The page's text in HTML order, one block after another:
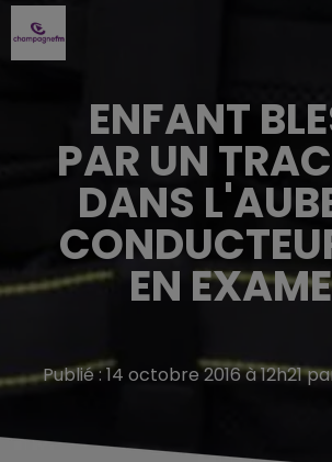
ENFANT
PAR UN
DANS
EN
Publié : 14 octobre 2016 à 12h21